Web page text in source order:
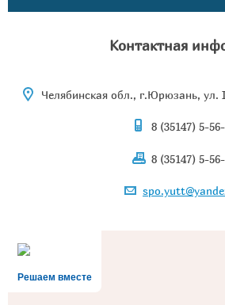
Контактная
Челябинская обл., г.Юрюзань,
8 (35147) 5-
8 (35147) 5-
Решаем вместе